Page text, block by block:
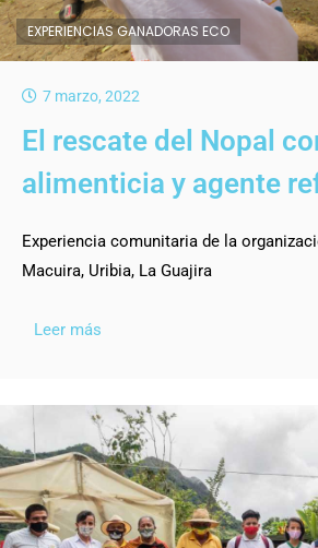
EXPERIENCIAS GANADORAS ECO
7 marzo, 2022
El rescate del Nopal
alimenticia y agente
Experiencia comunitaria de la
Macuira, Uribia, La Guajira
Leer más